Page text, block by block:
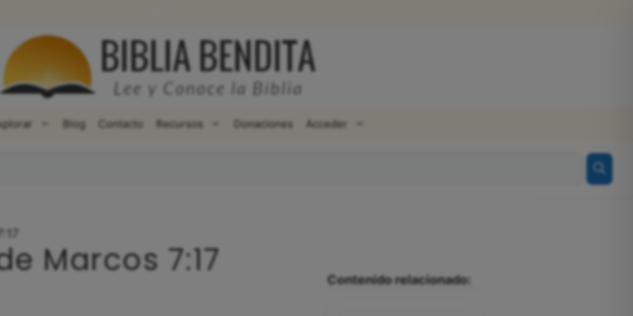
Blog Contacto Recursos Donaciones Acceder
Marcos 7:17 Contenido relacionado: